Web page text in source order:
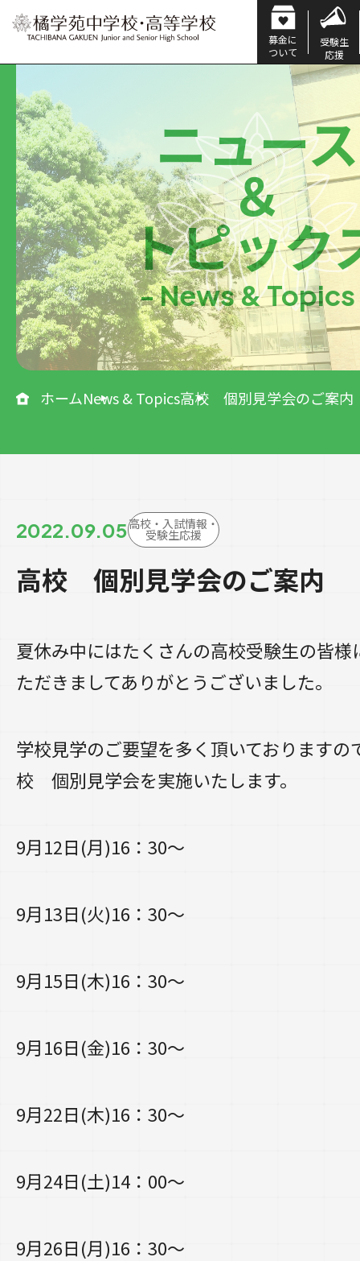
募金に
ついて
受験生
応援
ニュース
＆
トピック
- News &
ホームNews & Topics高校 個別見学会のご案内
2022.09.05高校・入試情報・
受験生応援
高校 個別見学会のご案内
夏休み中にはたくさんの高校受験生の皆
ただきましてありがとうございました。
学校見学のご要望を多く頂いておりますの
校 個別見学会を実施いたします。
9月12日(月)16：30～
9月13日(火)16：30～
9月15日(木)16：30～
9月16日(金)16：30～
9月22日(木)16：30～
9月24日(土)14：00～
9月26日(月)16：30～